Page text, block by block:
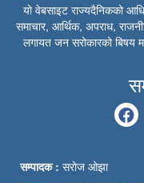
यो वेबसाइट राज्यदैनिकको
समाचार, आर्थिक, अपराध,
लगायत जन सरोकारको बिषय
सम्पादक : सरोज ओझा